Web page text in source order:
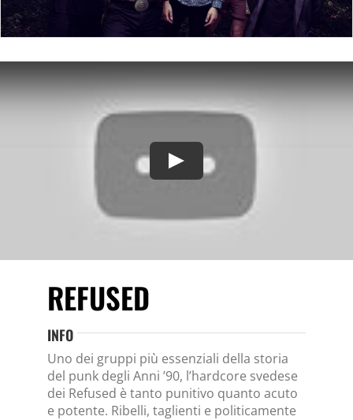
Play
REFUSED
INFO
Uno dei gruppi più essenziali della storia
del punk degli Anni ’90, l’hardcore svedese
dei Refused è tanto punitivo quanto acuto
e potente. Ribelli, taglienti e politicamente